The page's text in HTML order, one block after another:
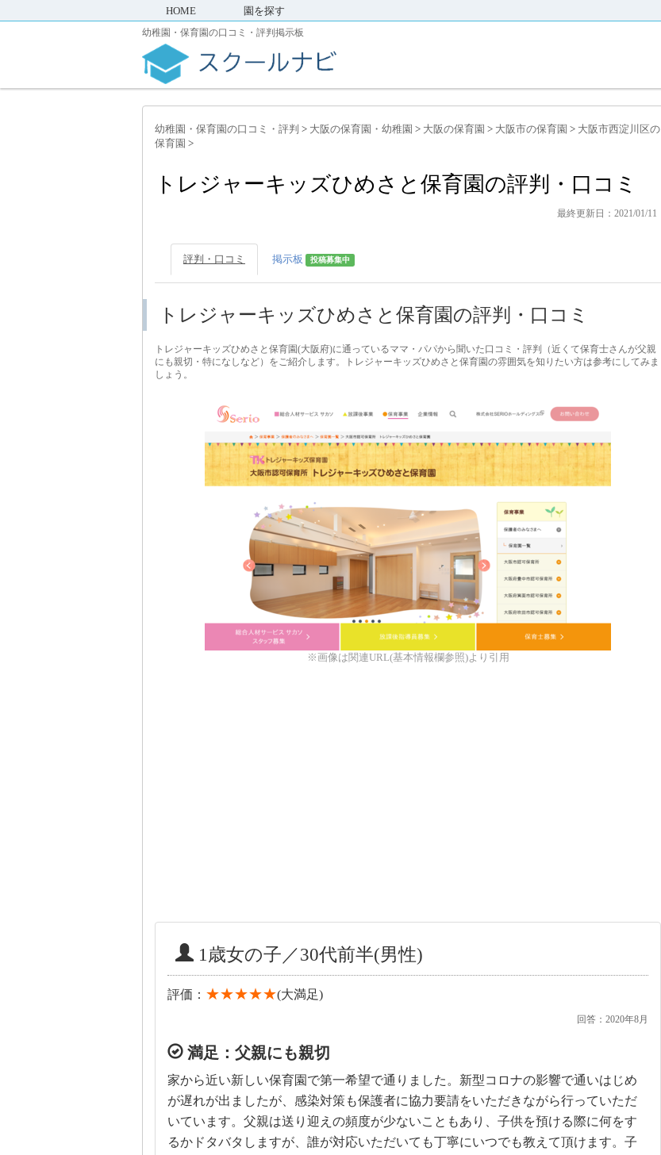
HOME 園を探す
幼稚園・保育園の口コミ・評判掲示板
幼稚園・保育園の口コミ・評判 > 大阪の保育園・幼稚園 > 大阪の保育園 > 大阪市の保育園 > 大阪市西淀川区の
保育園 >
トレジャーキッズひめさと保育園の評判・口コミ
最終更新日：2021/01/11
評判・口コミ 掲示板 投稿募集中
トレジャーキッズひめさと保育園の評判・口コミ
トレジャーキッズひめさと保育園(大阪府)に通っているママ・パパから聞いた口コミ・評判（近くて保育士さんが父親
にも親切・特になしなど）をご紹介します。トレジャーキッズひめさと保育園の雰囲気を知りたい方は参考にしてみま
しょう。
※画像は関連URL(基本情報欄参照)より引用
1歳女の子／30代前半(男性)
評価： ★★★★★(大満足)
回答：2020年8月
満足：父親にも親切
家から近い新しい保育園で第一希望で通りました。新型コロナの影響で通いはじめ
が遅れが出ましたが、感染対策も保護者に協力要請をいただきながら行っていただ
いています。父親は送り迎えの頻度が少ないこともあり、子供を預ける際に何をす
るかドタバタしますが、誰が対応いただいても丁寧にいつでも教えて頂けます。子